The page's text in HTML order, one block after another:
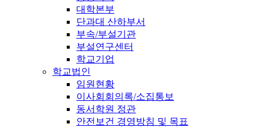
대학본부
단과대 산하부서
부속/부설기관
부설연구센터
학교기업
학교법인
임원현황
이사회회의록/소집통보
동서학원 정관
안전보건 경영방침 및 목표